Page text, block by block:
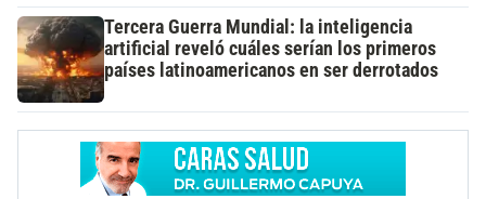
Tercera Guerra Mundial: la inteligencia
artificial reveló cuáles serían los primeros
países latinoamericanos en ser derrotados